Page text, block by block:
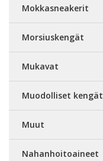
Mokkasneakerit
Morsiuskengät
Mukavat
Muodolliset kengät
Muut
Nahanhoitoaineet